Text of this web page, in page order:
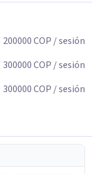
200000COP / sesión
300000COP / sesión
300000COP / sesión